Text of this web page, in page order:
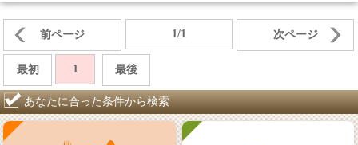
前ページ 1/1 次ページ
最初 1 最後
あなたに合った条件から検索